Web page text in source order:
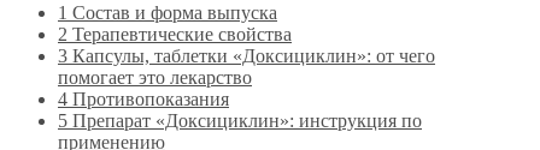
1 Состав и форма выпуска
2 Терапевтические свойства
3 Капсулы, таблетки «Доксициклин»: от чего
помогает это лекарство
4 Противопоказания
5 Препарат «Доксициклин»: инструкция по
применению